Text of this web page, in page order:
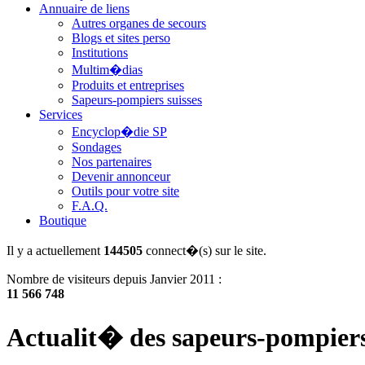
Annuaire de liens
Autres organes de secours
Blogs et sites perso
Institutions
Multim�dias
Produits et entreprises
Sapeurs-pompiers suisses
Services
Encyclop�die SP
Sondages
Nos partenaires
Devenir annonceur
Outils pour votre site
F.A.Q.
Boutique
Il y a actuellement 144505 connect�(s) sur le site.
Nombre de visiteurs depuis Janvier 2011 :
11 566 748
Actualit� des sapeurs-